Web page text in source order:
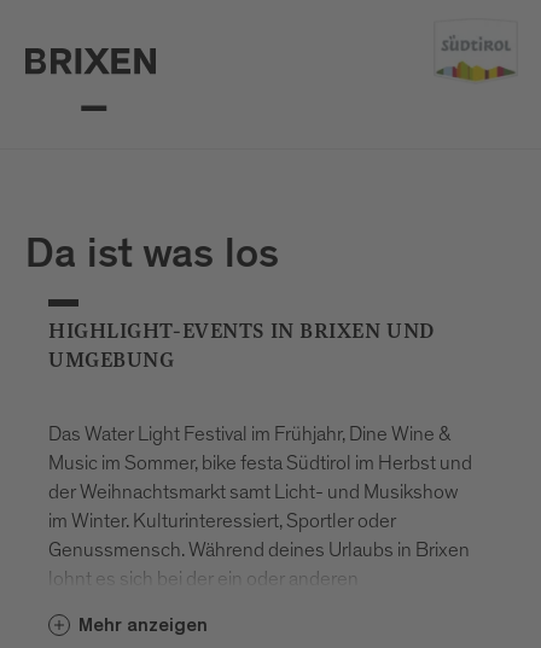
Da ist was los
HIGHLIGHT-EVENTS IN BRIXEN UND
UMGEBUNG
Das Water Light Festival im Frühjahr, Dine Wine &
Music im Sommer, bike festa Südtirol im Herbst und
der Weihnachtsmarkt samt Licht- und Musikshow
im Winter. Kulturinteressiert, Sportler oder
Genussmensch. Während deines Urlaubs in Brixen
lohnt es sich bei der ein oder anderen
dich überraschen. Hier die Highlights.
Mehr anzeigen